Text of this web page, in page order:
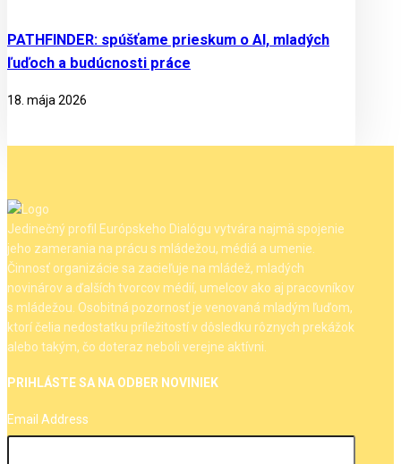
PATHFINDER: spúšťame prieskum o AI, mladých
ľuďoch a budúcnosti práce
18. mája 2026
Jedinečný profil Európskeho Dialógu vytvára najmä spojenie
jeho zamerania na prácu s mládežou, médiá a umenie.
Činnosť organizácie sa zacieľuje na mládež, mladých
novinárov a ďalších tvorcov médií, umelcov ako aj pracovníkov
s mládežou. Osobitná pozornosť je venovaná mladým ľuďom,
ktorí čelia nedostatku príležitostí v dôsledku rôznych prekážok
alebo takým, čo doteraz neboli verejne aktívni.
PRIHLÁSTE SA NA ODBER NOVINIEK
Email Address